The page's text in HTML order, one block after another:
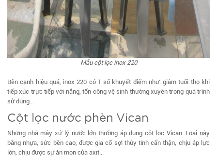
Mẫu cột lọc inox 220
Bên cạnh hiệu quả, inox 220 có 1 số khuyết điểm như: giảm tuổi thọ khi
tiếp xúc trực tiếp với nắng, tốn công vệ sinh thường xuyên trong quá trình
sử dụng...
Cột lọc nước phèn Vican
Những nhà máy xử lý nước lớn thường áp dụng cột lọc Vican. Loại này
bằng nhựa, sức bền cao, được gia cố sợi thủy tinh cẩn thận, chịu áp lực
lớn, chịu được sự ăn mòn của axit...